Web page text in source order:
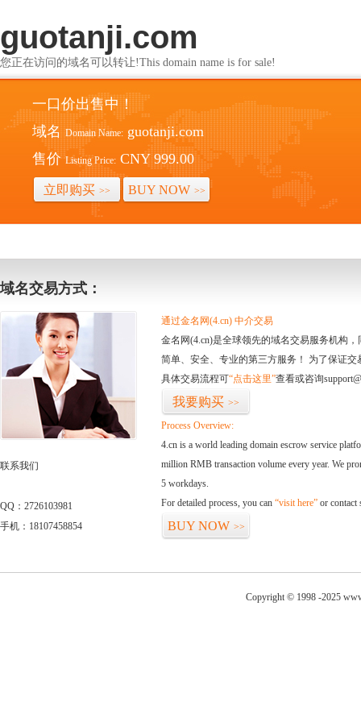
guotanji.com
您正在访问的域名可以转让!This domain name is for sale!
一口价出售中！
域名 Domain Name: guotanji.com
售价 Listing Price: CNY 999.00
立即购买 >> BUY NOW >>
域名交易方式：
联系我们
QQ：2726103981
手机：18107458854
通过金名网(4.cn) 中介交易
金名网(4.cn)是全球领先的域名交易服务机构
简单、安全、专业的第三方服务！ 为了保证
具体交易流程可“点击这里”查看或咨询
我要购买 >>
Process Overview:
4.cn is a world leading domain escrow service
million RMB transaction volume every year. We
5 workdays.
For detailed process, you can “visit here” or contact
BUY NOW >>
Copyright © 1998 -2025